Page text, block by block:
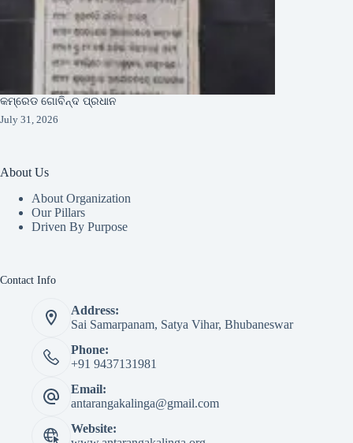
କମ୍ରେଡ ଗୋବିନ୍ଦ ପ୍ରଧାନ
July 31, 2026
About Us
About Organization
Our Pillars
Driven By Purpose​
Contact Info
Address:
Sai Samarpanam, Satya Vihar, Bhubaneswar
Phone:
+91 9437131981
Email:
antarangakalinga@gmail.com
Website: